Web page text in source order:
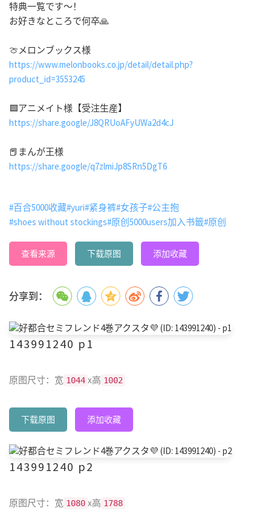
特典一覧です～！
お好きなところで何卒🙏
🍈メロンブックス様
https://www.melonbooks.co.jp/detail/detail.php?
product_id=3553245
🟦アニメイト様【受注生産】
https://share.google/J8QRUoAFyUWa2d4cJ
📕まんが王様
https://share.google/q7zlmiJp8SRn5DgT6
#百合5000收藏#yuri#紧身裤#女孩子#公主抱
#shoes without stockings#原创5000users加入书籤#原创
查看来源 下载原图 添加收藏
分享到：
143991240 p1
原图尺寸：宽 1044 x高 1002
下载原图 添加收藏
143991240 p2
原图尺寸：宽 1080 x高 1788